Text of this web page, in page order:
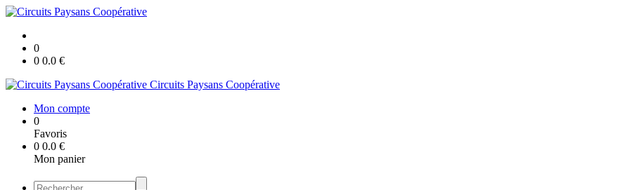
0
0 0.0 €
Circuits Paysans Coopérative
Mon compte
0
Favoris
0 0.0 €
Mon panier